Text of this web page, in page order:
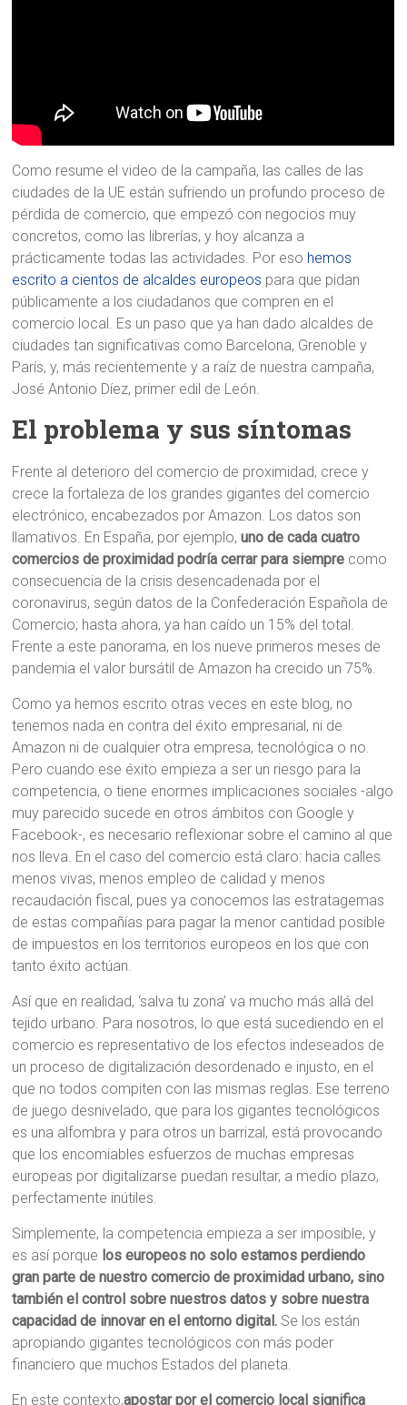
Como resume el video de la campaña, las calles de las
ciudades de la UE están sufriendo un profundo proceso de
pérdida de comercio, que empezó con negocios muy
concretos, como las librerías, y hoy alcanza a
prácticamente todas las actividades. Por eso hemos
escrito a cientos de alcaldes europeos para que pidan
públicamente a los ciudadanos que compren en el
comercio local. Es un paso que ya han dado alcaldes de
ciudades tan significativas como Barcelona, Grenoble y
París, y, más recientemente y a raíz de nuestra campaña,
José Antonio Díez, primer edil de León.
El problema y sus síntomas
Frente al deterioro del comercio de proximidad, crece y
crece la fortaleza de los grandes gigantes del comercio
electrónico, encabezados por Amazon. Los datos son
llamativos. En España, por ejemplo,uno de cada cuatro
comercios de proximidad podría cerrar para siempre como
consecuencia de la crisis desencadenada por el
coronavirus, según datos de la Confederación Española de
Comercio; hasta ahora, ya han caído un 15% del total.
Frente a este panorama, en los nueve primeros meses de
pandemia el valor bursátil de Amazon ha crecido un 75%.
Como ya hemos escrito otras veces en este blog, no
tenemos nada en contra del éxito empresarial, ni de
Amazon ni de cualquier otra empresa, tecnológica o no.
Pero cuando ese éxito empieza a ser un riesgo para la
competencia, o tiene enormes implicaciones sociales -algo
muy parecido sucede en otros ámbitos con Google y
Facebook-, es necesario reflexionar sobre el camino al que
nos lleva. En el caso del comercio está claro: hacia calles
menos vivas, menos empleo de calidad y menos
recaudación fiscal, pues ya conocemos las estratagemas
de estas compañías para pagar la menor cantidad posible
de impuestos en los territorios europeos en los que con
tanto éxito actúan.
Así que en realidad, ‘salva tu zona’ va mucho más allá del
tejido urbano. Para nosotros, lo que está sucediendo en el
comercio es representativo de los efectos indeseados de
un proceso de digitalización desordenado e injusto, en el
que no todos compiten con las mismas reglas. Ese terreno
de juego desnivelado, que para los gigantes tecnológicos
es una alfombra y para otros un barrizal, está provocando
que los encomiables esfuerzos de muchas empresas
europeas por digitalizarse puedan resultar, a medio plazo,
perfectamente inútiles.
Simplemente, la competencia empieza a ser imposible, y
es así porque los europeos no solo estamos perdiendo
gran parte de nuestro comercio de proximidad urbano, sino
también el control sobre nuestros datos y sobre nuestra
capacidad de innovar en el entorno digital. Se los están
apropiando gigantes tecnológicos con más poder
financiero que muchos Estados del planeta.
En este contexto,apostar por el comercio local significa